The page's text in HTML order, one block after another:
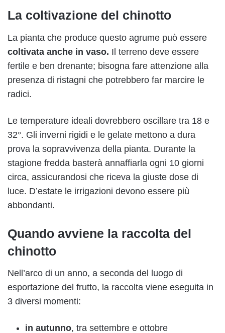
La coltivazione del chinotto
La pianta che produce questo agrume può essere
coltivata anche in vaso. Il terreno deve essere
fertile e ben drenante; bisogna fare attenzione alla
presenza di ristagni che potrebbero far marcire le
radici.
Le temperature ideali dovrebbero oscillare tra 18 e
32°. Gli inverni rigidi e le gelate mettono a dura
prova la sopravvivenza della pianta. Durante la
stagione fredda basterà annaffiarla ogni 10 giorni
circa, assicurandosi che riceva la giuste dose di
luce. D’estate le irrigazioni devono essere più
abbondanti.
Quando avviene la raccolta del
chinotto
Nell’arco di un anno, a seconda del luogo di
esportazione del frutto, la raccolta viene eseguita in
3 diversi momenti:
in autunno, tra settembre e ottobre